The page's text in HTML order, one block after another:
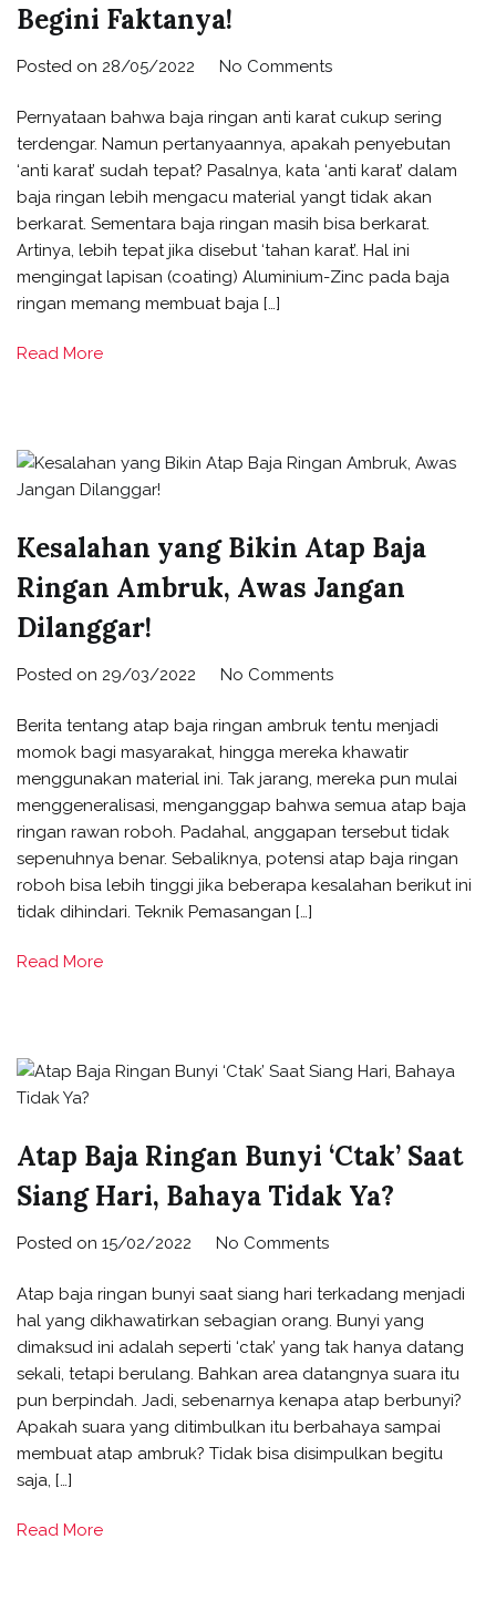
Begini Faktanya!
Posted on 28/05/2022 No Comments
Pernyataan bahwa baja ringan anti karat cukup sering
terdengar. Namun pertanyaannya, apakah penyebutan
‘anti karat’ sudah tepat? Pasalnya, kata ‘anti karat’ dalam
baja ringan lebih mengacu material yangt tidak akan
berkarat. Sementara baja ringan masih bisa berkarat.
Artinya, lebih tepat jika disebut ‘tahan karat’. Hal ini
mengingat lapisan (coating) Aluminium-Zinc pada baja
ringan memang membuat baja […]
Read More
Kesalahan yang Bikin Atap Baja
Ringan Ambruk, Awas Jangan
Dilanggar!
Posted on 29/03/2022 No Comments
Berita tentang atap baja ringan ambruk tentu menjadi
momok bagi masyarakat, hingga mereka khawatir
menggunakan material ini. Tak jarang, mereka pun mulai
menggeneralisasi, menganggap bahwa semua atap baja
ringan rawan roboh. Padahal, anggapan tersebut tidak
sepenuhnya benar. Sebaliknya, potensi atap baja ringan
roboh bisa lebih tinggi jika beberapa kesalahan berikut ini
tidak dihindari. Teknik Pemasangan […]
Read More
Atap Baja Ringan Bunyi ‘Ctak’ Saat
Siang Hari, Bahaya Tidak Ya?
Posted on 15/02/2022 No Comments
Atap baja ringan bunyi saat siang hari terkadang menjadi
hal yang dikhawatirkan sebagian orang. Bunyi yang
dimaksud ini adalah seperti ‘ctak’ yang tak hanya datang
sekali, tetapi berulang. Bahkan area datangnya suara itu
pun berpindah. Jadi, sebenarnya kenapa atap berbunyi?
Apakah suara yang ditimbulkan itu berbahaya sampai
membuat atap ambruk? Tidak bisa disimpulkan begitu
saja, […]
Read More